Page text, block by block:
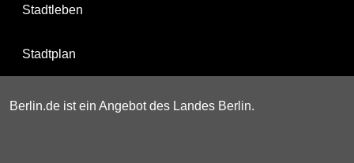
Stadtleben
Stadtplan
Berlin.de ist ein Angebot des Landes Berlin.